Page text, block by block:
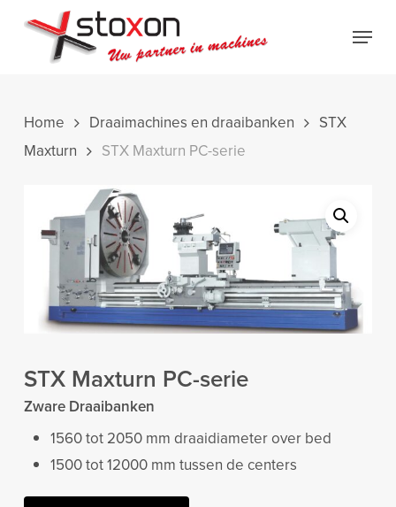
Menu
Home Draaimachines en draaibanken
STX
Maxturn
STX Maxturn PC-serie
STX Maxturn PC-serie
Zware Draaibanken
1560 tot 2050 mm draaidiameter over bed
1500 tot 12000 mm tussen de centers